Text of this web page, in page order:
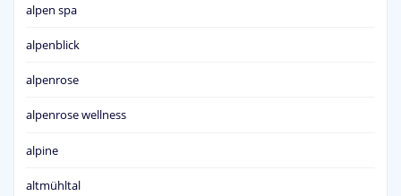
alpen spa
alpenblick
alpenrose
alpenrose wellness
alpine
altmühltal